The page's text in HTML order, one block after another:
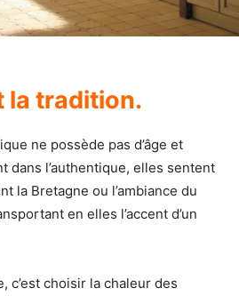
la tradition.
ne possède pas d’âge et
dans l’authentique, elles sentent
la Bretagne ou l’ambiance du
en elles l’accent d’un
c’est choisir la chaleur des